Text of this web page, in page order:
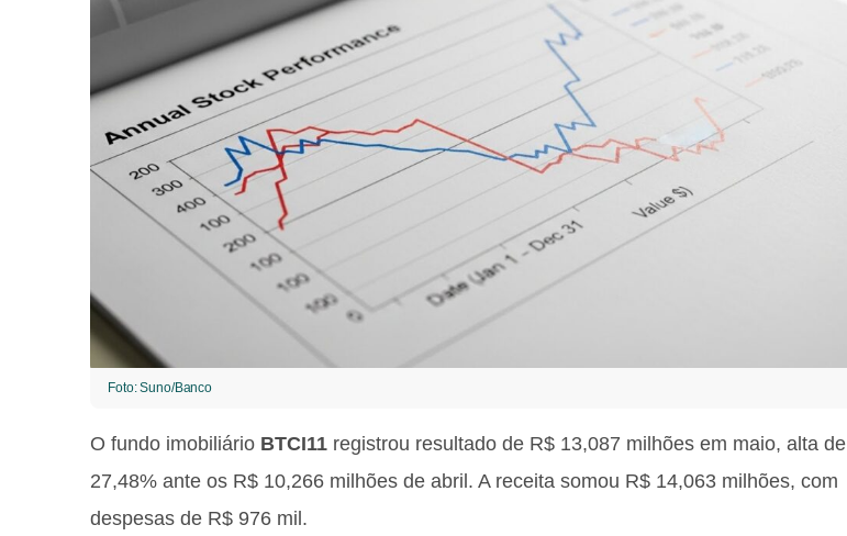
Foto: Suno/Banco
O fundo imobiliário BTCI11 registrou resultado de R$ 13,087 milhões em maio, alta de
27,48% ante os R$ 10,266 milhões de abril. A receita somou R$ 14,063 milhões, com
despesas de R$ 976 mil.